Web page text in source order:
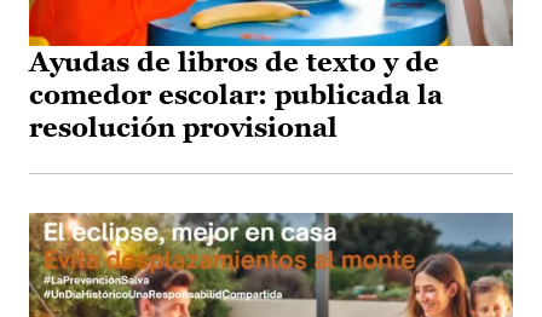
Ayudas de libros de texto y de
comedor escolar: publicada la
resolución provisional